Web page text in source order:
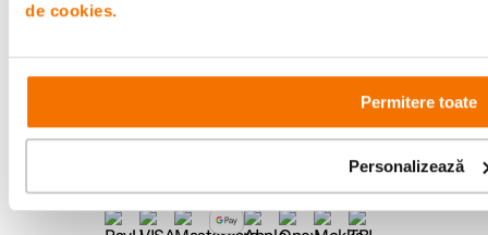
de cookies.
Permitere toate
Personalizează
Urmareste-ne